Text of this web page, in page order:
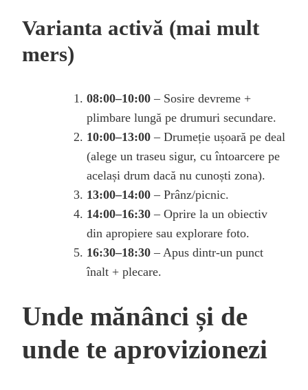
Varianta activă (mai mult
mers)
08:00–10:00 – Sosire devreme +
plimbare lungă pe drumuri secundare.
10:00–13:00 – Drumeție ușoară pe deal
(alege un traseu sigur, cu întoarcere pe
același drum dacă nu cunoști zona).
13:00–14:00 – Prânz/picnic.
14:00–16:30 – Oprire la un obiectiv
din apropiere sau explorare foto.
16:30–18:30 – Apus dintr-un punct
înalt + plecare.
Unde mănânci și de
unde te aprovizionezi